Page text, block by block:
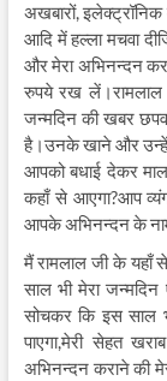
अखबारों, इलेक्ट्रॉनिक
आदि में हल्ला मचवा
और मेरा अभिनन्दन
रुपये रख
जन्मदिन की खबर
है।उनके खाने और उन्हें
आपको बधाई देकर
कहाँ से आएगा?आप
आपके अभिनन्दन के नाम
मैं रामलाल जी के यहाँ
साल भी मेरा
सोचकर कि इस साल
पाएगा,मेरी सेहत
अभिनन्दन कराने की